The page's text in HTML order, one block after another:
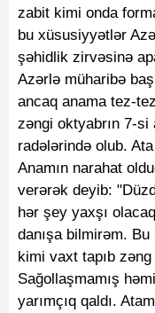
zabit kimi onda
bu xüsusiyyətlər
şəhidlik zirvəsinə
Azərlə müharibə
ancaq anama tez-
zəngi oktyabrın 7-
radələrində olub.
Anamın narahat
verərək deyib:
hər şey yaxşı
danışa bilmirəm. Bu
kimi vaxt tapıb zəng
Sağollaşmamış
yarımçıq qaldı.